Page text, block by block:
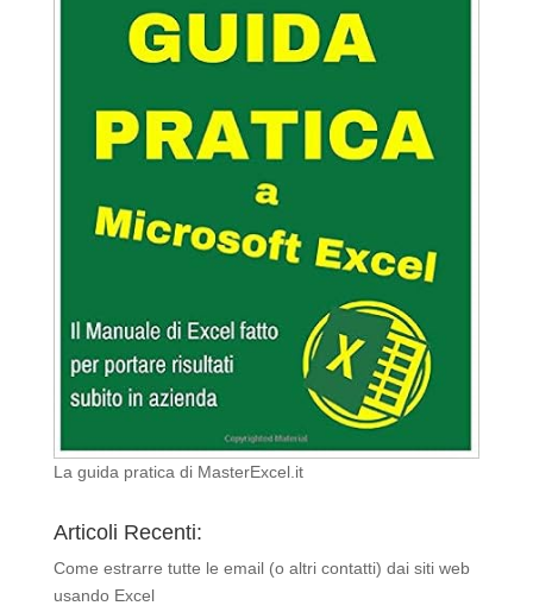
La guida pratica di MasterExcel.it
Articoli Recenti:
Come estrarre tutte le email (o altri contatti) dai siti web
usando Excel